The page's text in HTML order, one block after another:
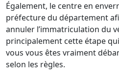
Également, le centre en
préfecture du département
annuler l’immatriculation du
principalement cette étape
vous vous êtes vraiment
selon les règles.